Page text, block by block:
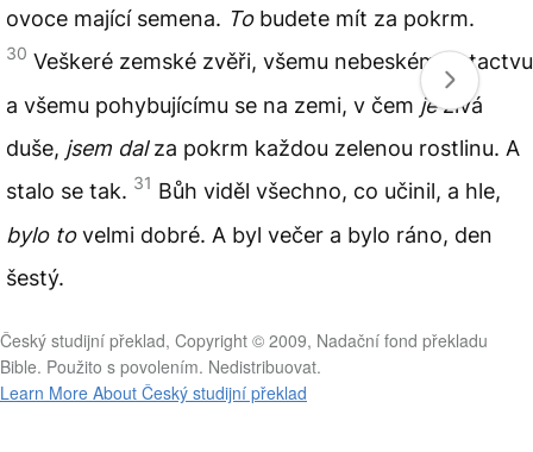
ovoce mající semena. Tobudete mít za pokrm.
30 Veškeré zemské zvěři, všemu nebeskému ptactvu
a všemu pohybujícímu se na zemi, v čem ježivá
duše, jsem dalza pokrm každou zelenou rostlinu. A
stalo se tak. 31 Bůh viděl všechno, co učinil, a hle,
bylo tovelmi dobré. A byl večer a bylo ráno, den
šestý.
Český studijní překlad, Copyright © 2009, Nadační fond překladu
Bible. Použito s povolením. Nedistribuovat.
Learn More About Český studijní překlad